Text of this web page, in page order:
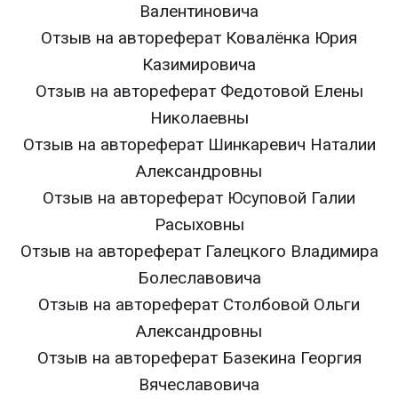
Валентиновича
Отзыв на автореферат Ковалёнка Юрия
Казимировича
Отзыв на автореферат Федотовой Елены
Николаевны
Отзыв на автореферат Шинкаревич Наталии
Александровны
Отзыв на автореферат Юсуповой Галии
Расыховны
Отзыв на автореферат Галецкого Владимира
Болеславовича
Отзыв на автореферат Столбовой Ольги
Александровны
Отзыв на автореферат Базекина Георгия
Вячеславовича